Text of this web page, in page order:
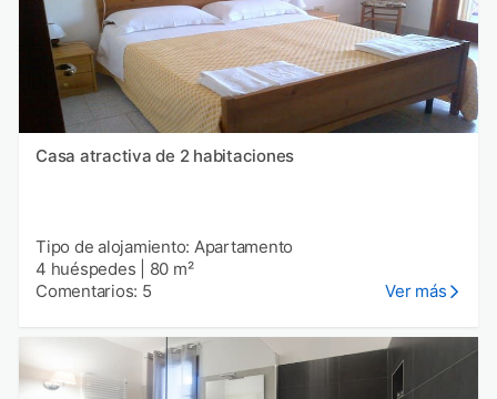
Casa atractiva de 2 habitaciones
Tipo de alojamiento: Apartamento
4 huéspedes
80 m²
Comentarios: 5
Ver más